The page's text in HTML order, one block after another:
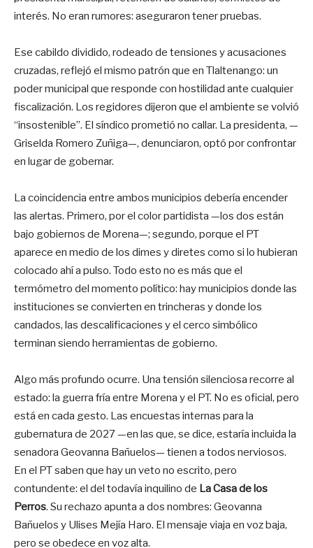
interés. No eran rumores: aseguraron tener pruebas.
Ese cabildo dividido, rodeado de tensiones y acusaciones
cruzadas, reflejó el mismo patrón que en Tlaltenango: un
poder municipal que responde con hostilidad ante cualquier
fiscalización. Los regidores dijeron que el ambiente se volvió
“insostenible”. El síndico prometió no callar. La presidenta, —
Griselda Romero Zuñiga—, denunciaron, optó por confrontar
en lugar de gobernar.
La coincidencia entre ambos municipios debería encender
las alertas. Primero, por el color partidista —los dos están
bajo gobiernos de Morena—; segundo, porque el PT
aparece en medio de los dimes y diretes como si lo hubieran
colocado ahí a pulso. Todo esto no es más que el
termómetro del momento político: hay municipios donde las
instituciones se convierten en trincheras y donde los
candados, las descalificaciones y el cerco simbólico
terminan siendo herramientas de gobierno.
Algo más profundo ocurre. Una tensión silenciosa recorre al
estado: la guerra fría entre Morena y el PT. No es oficial, pero
está en cada gesto. Las encuestas internas para la
gubernatura de 2027 —en las que, se dice, estaría incluida la
senadora Geovanna Bañuelos— tienen a todos nerviosos.
En el PT saben que hay un veto no escrito, pero
contundente: el del todavía inquilino de La Casa de los
Perros. Su rechazo apunta a dos nombres: Geovanna
Bañuelos y Ulises Mejía Haro. El mensaje viaja en voz baja,
pero se obedece en voz alta.